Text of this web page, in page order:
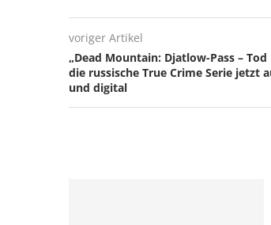
voriger Artikel
„Dead Mountain: Djatlow-Pass – Tod
die russische True Crime Serie jetzt
und digital